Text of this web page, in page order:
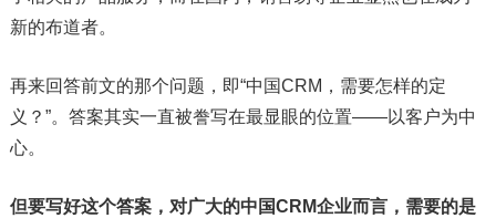
新的布道者。
再来回答前文的那个问题，即“中国CRM，需要怎样的定
义？”。答案其实一直被誊写在最显眼的位置——以客户为中
心。
但要写好这个答案，对广大的中国CRM企业而言，需要的是